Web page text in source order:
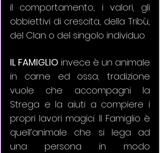
il comportamento, i valori, gli
obbiettivi di crescita, della Tribù,
del Clan o del singolo individuo.
IL FAMIGLIO invece è un animale
in carne ed ossa; tradizione
vuole che accompagni la
Strega e la aiuti a compiere i
propri lavori magici. Il Famiglio è
quell’animale che si lega ad
una persona in modo